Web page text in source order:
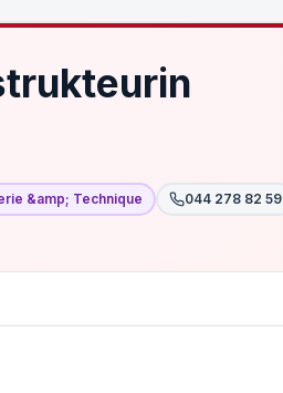
&amp; Technique
044 278 82 59